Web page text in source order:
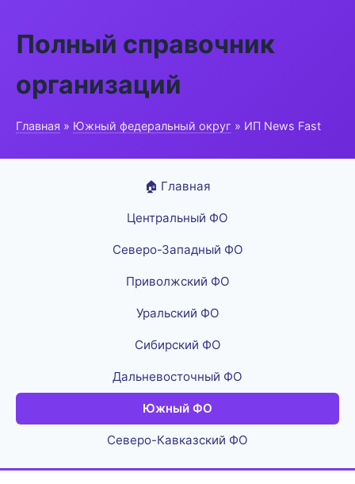
Полный справочник
организаций
Главная » Южный федеральный округ » ИП News Fast
🏠 Главная
Центральный ФО
Северо-Западный ФО
Приволжский ФО
Уральский ФО
Сибирский ФО
Дальневосточный ФО
Южный ФО
Северо-Кавказский ФО